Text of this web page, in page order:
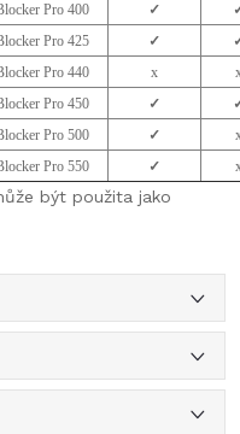
Pro 400 ✓
Pro 425 ✓
Pro 440 x
Pro 450 ✓
Pro 500 ✓
Pro 550 ✓
být použita jako